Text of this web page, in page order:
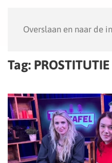
Overslaan en naar de
Tag: PROSTITUTIE